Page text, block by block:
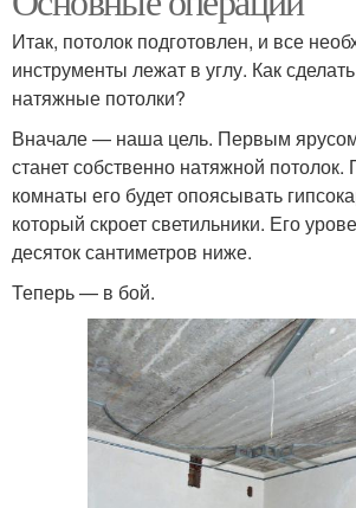
Итак, потолок подготовлен, и все
инструменты лежат в углу. Как
натяжные потолки?
Вначале — наша цель. Первым
станет собственно натяжной
комнаты его будет опоясывать
который скроет светильники. Его
десяток сантиметров ниже.
Теперь — в бой.